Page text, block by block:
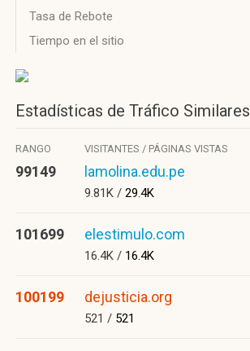
Tasa de Rebote
Tiempo en el sitio
Estadísticas de Tráfico Similares
RANGO VISITANTES / PÁGINAS VISTAS
99149 lamolina.edu.pe
9.81K / 29.4K
101699 elestimulo.com
16.4K / 16.4K
100199 dejusticia.org
521 / 521